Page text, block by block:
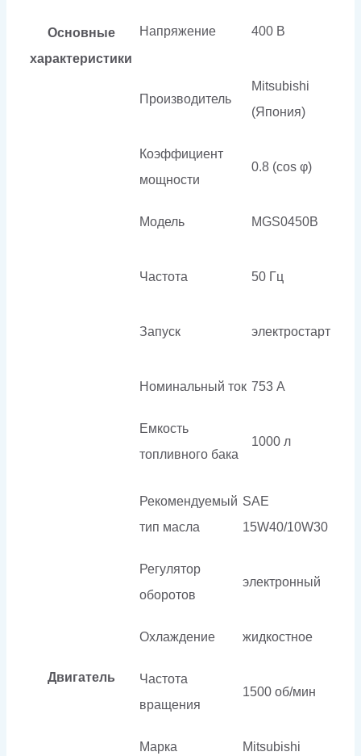
Основные
характеристики
Напряжение 400 В
Производитель
Mitsubishi
(Япония)
Коэффициент
мощности
0.8 (cos φ)
Модель MGS0450B
Частота 50 Гц
Запуск электростарт
Номинальный ток 753 А
Емкость
топливного бака
1000 л
Двигатель
Рекомендуемый
тип масла
SAE
15W40/10W30
Регулятор
оборотов
электронный
Охлаждение жидкостное
Частота
вращения
1500 об/мин
Марка
Mitsubishi